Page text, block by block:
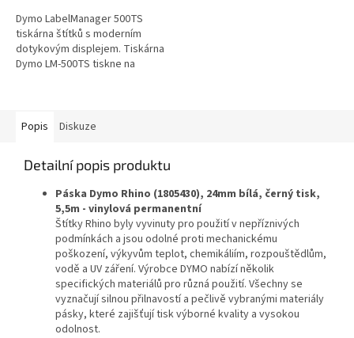
Dymo LabelManager 500TS
tiskárna štítků s moderním
dotykovým displejem. Tiskárna
Dymo LM-500TS tiskne na
Popis
Diskuze
Detailní popis produktu
Páska Dymo Rhino (1805430), 24mm bílá, černý tisk,
5,5m - vinylová permanentní
Štítky Rhino byly vyvinuty pro použití v nepříznivých
podmínkách a jsou odolné proti mechanickému
poškození, výkyvům teplot, chemikáliím, rozpouštědlům,
vodě a UV záření. Výrobce DYMO nabízí několik
specifických materiálů pro různá použití. Všechny se
vyznačují silnou přilnavostí a pečlivě vybranými materiály
pásky, které zajišťují tisk výborné kvality a vysokou
odolnost.